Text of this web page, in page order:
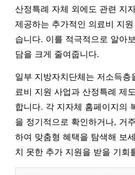
산정특례 자체 외에도 관련 지
제공하는 추가적인 의료비 지
습니다. 이를 적극적으로 알아
담을 크게 줄여줍니다.
일부 지방자치단체는 저소득층
료비 지원 사업과 산정특례 제
합니다. 각 지자체 홈페이지의
을 정기적으로 확인하거나, 거
하여 맞춤형 혜택을 탐색해 보
치 못한 추가 지원을 받을 기회